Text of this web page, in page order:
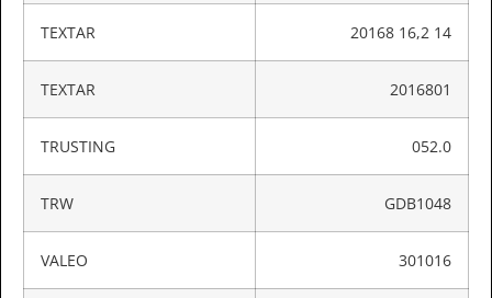
TEXTAR 20168 16,2 14
TEXTAR 2016801
TRUSTING 052.0
TRW GDB1048
VALEO 301016